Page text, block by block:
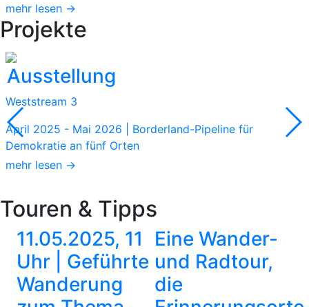
mehr lesen →
Projekte
Ausstellung
Weststream 3
April 2025 - Mai 2026 | Borderland-Pipeline für
Demokratie an fünf Orten
mehr lesen →
Touren & Tipps
11.05.2025, 11
Uhr | Geführte
Wanderung
Eine Wander-
und Radtour,
die